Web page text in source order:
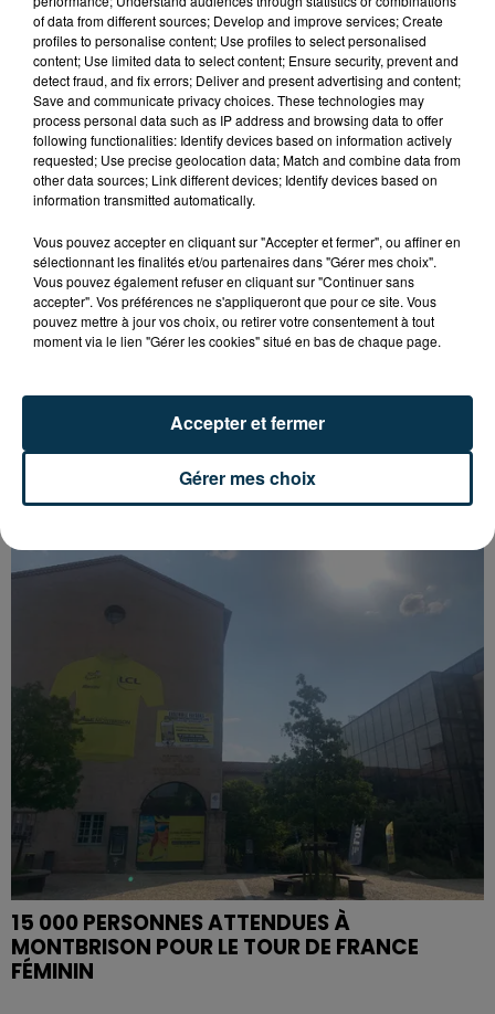
FOREZTIVAL : DROGUÉ ET TENANT DES
PROPOS DÉPLACÉS, UN FESTIVALIER A...
SAINT-ETIENNE : UN ENFANT DÉCÈDE APRÈS
15 000 PERSONNES ATTENDUES À
MONTBRISON POUR LE TOUR DE FRANCE
FÉMININ
of data from different sources; Develop and improve services; Create
profiles to personalise content; Use profiles to select personalised
content; Use limited data to select content; Ensure security, prevent and
detect fraud, and fix errors; Deliver and present advertising and content;
Save and communicate privacy choices. These technologies may
process personal data such as IP address and browsing data to offer
following functionalities: Identify devices based on information actively
requested; Use precise geolocation data; Match and combine data from
other data sources; Link different devices; Identify devices based on
information transmitted automatically.
Vous pouvez accepter en cliquant sur "Accepter et fermer", ou affiner en
sélectionnant les finalités et/ou partenaires dans "Gérer mes choix".
Vous pouvez également refuser en cliquant sur "Continuer sans
accepter". Vos préférences ne s'appliqueront que pour ce site. Vous
pouvez mettre à jour vos choix, ou retirer votre consentement à tout
moment via le lien "Gérer les cookies" situé en bas de chaque page.
Gérer mes choix
Accepter et fermer